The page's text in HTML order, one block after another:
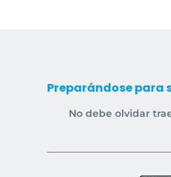
Preparándose para
No debe olvidar